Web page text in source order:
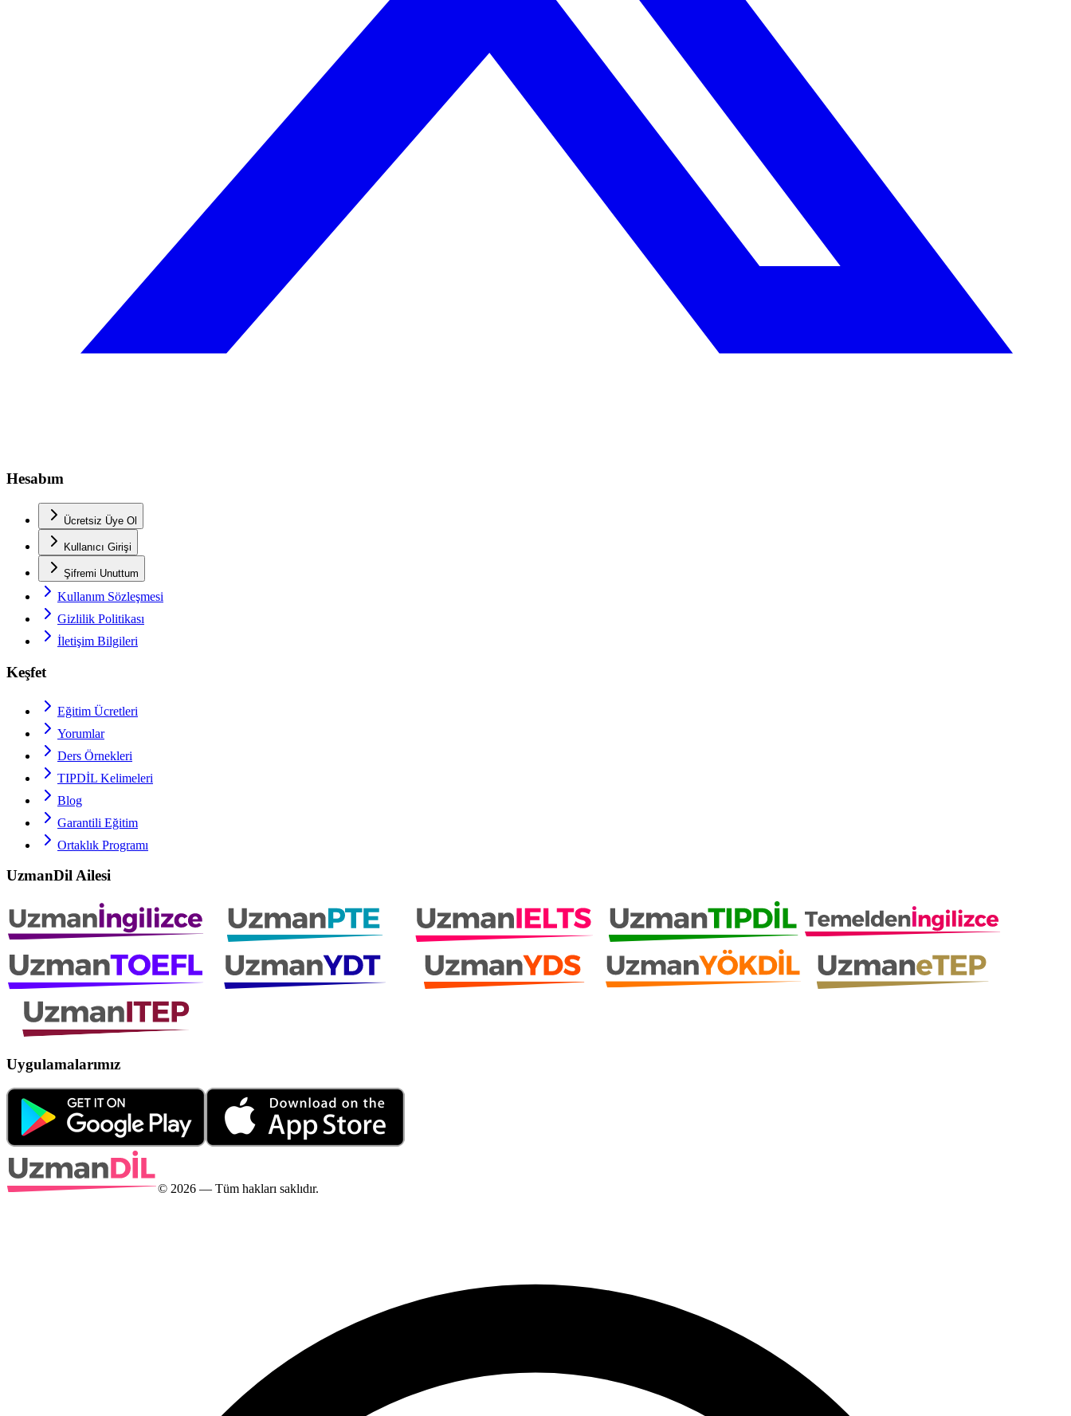
Hesabım
Ücretsiz Üye Ol
Kullanıcı Girişi
Şifremi Unuttum
Kullanım Sözleşmesi
Gizlilik Politikası
İletişim Bilgileri
Keşfet
Eğitim Ücretleri
Yorumlar
Ders Örnekleri
TIPDİL Kelimeleri
Blog
Garantili Eğitim
Ortaklık Programı
UzmanDil Ailesi
Uygulamalarımız
© 2026 — Tüm hakları saklıdır.